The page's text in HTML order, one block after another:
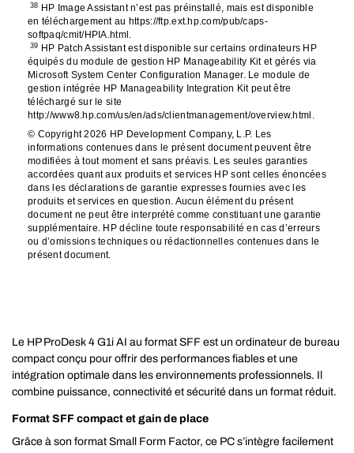
38 HP Image Assistant n’est pas préinstallé, mais est disponible
en téléchargement au https://ftp.ext.hp.com/pub/caps-
softpaq/cmit/HPIA.html.
39 HP Patch Assistant est disponible sur certains ordinateurs HP
équipés du module de gestion HP Manageability Kit et gérés via
Microsoft System Center Configuration Manager. Le module de
gestion intégrée HP Manageability Integration Kit peut être
téléchargé sur le site
http://www8.hp.com/us/en/ads/clientmanagement/overview.html.
© Copyright 2026 HP Development Company, L.P. Les
informations contenues dans le présent document peuvent être
modifiées à tout moment et sans préavis. Les seules garanties
accordées quant aux produits et services HP sont celles énoncées
dans les déclarations de garantie expresses fournies avec les
produits et services en question. Aucun élément du présent
document ne peut être interprété comme constituant une garantie
supplémentaire. HP décline toute responsabilité en cas d’erreurs
ou d’omissions techniques ou rédactionnelles contenues dans le
présent document.
Le HP ProDesk 4 G1i AI au format SFF est un ordinateur de bureau
compact conçu pour offrir des performances fiables et une
intégration optimale dans les environnements professionnels. Il
combine puissance, connectivité et sécurité dans un format réduit.
Format SFF compact et gain de place
Grâce à son format Small Form Factor, ce PC s’intègre facilement